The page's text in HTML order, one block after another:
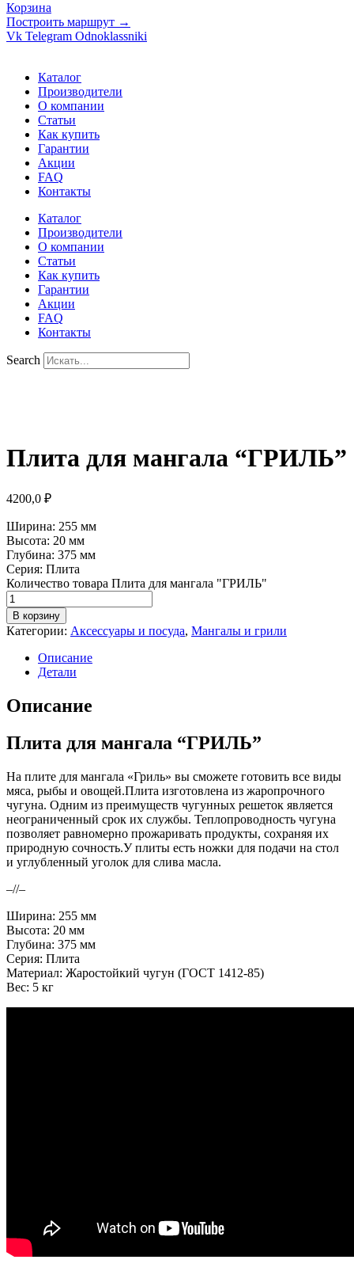
Корзина
Построить маршрут →
Vk Telegram Odnoklassniki
Каталог
Производители
О компании
Статьи
Как купить
Гарантии
Акции
FAQ
Контакты
Каталог
Производители
О компании
Статьи
Как купить
Гарантии
Акции
FAQ
Контакты
Search
Плита для мангала “ГРИЛЬ”
4200,0 ₽
Ширина: 255 мм
Высота: 20 мм
Глубина: 375 мм
Серия: Плита
Количество товара Плита для мангала "ГРИЛЬ"
В корзину
Категории: Аксессуары и посуда, Мангалы и грили
Описание
Детали
Описание
Плита для мангала “ГРИЛЬ”
На плите для мангала «Гриль» вы сможете готовить все виды
мяса, рыбы и овощей.Плита изготовлена из жаропрочного
чугуна. Одним из преимуществ чугунных решеток является
неограниченный срок их службы. Теплопроводность чугуна
позволяет равномерно прожаривать продукты, сохраняя их
природную сочность.У плиты есть ножки для подачи на стол
и углубленный уголок для слива масла.
–//–
Ширина: 255 мм
Высота: 20 мм
Глубина: 375 мм
Серия: Плита
Материал: Жаростойкий чугун (ГОСТ 1412-85)
Вес: 5 кг